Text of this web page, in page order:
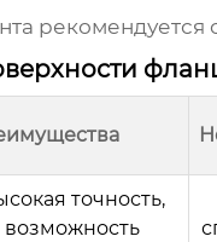
рекомендуется
точность,
возможность